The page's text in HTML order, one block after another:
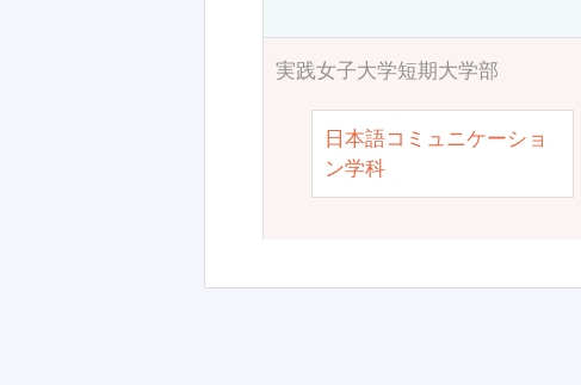
実践女子大学短期大学部
日本語コミュニケーショ
ン学科